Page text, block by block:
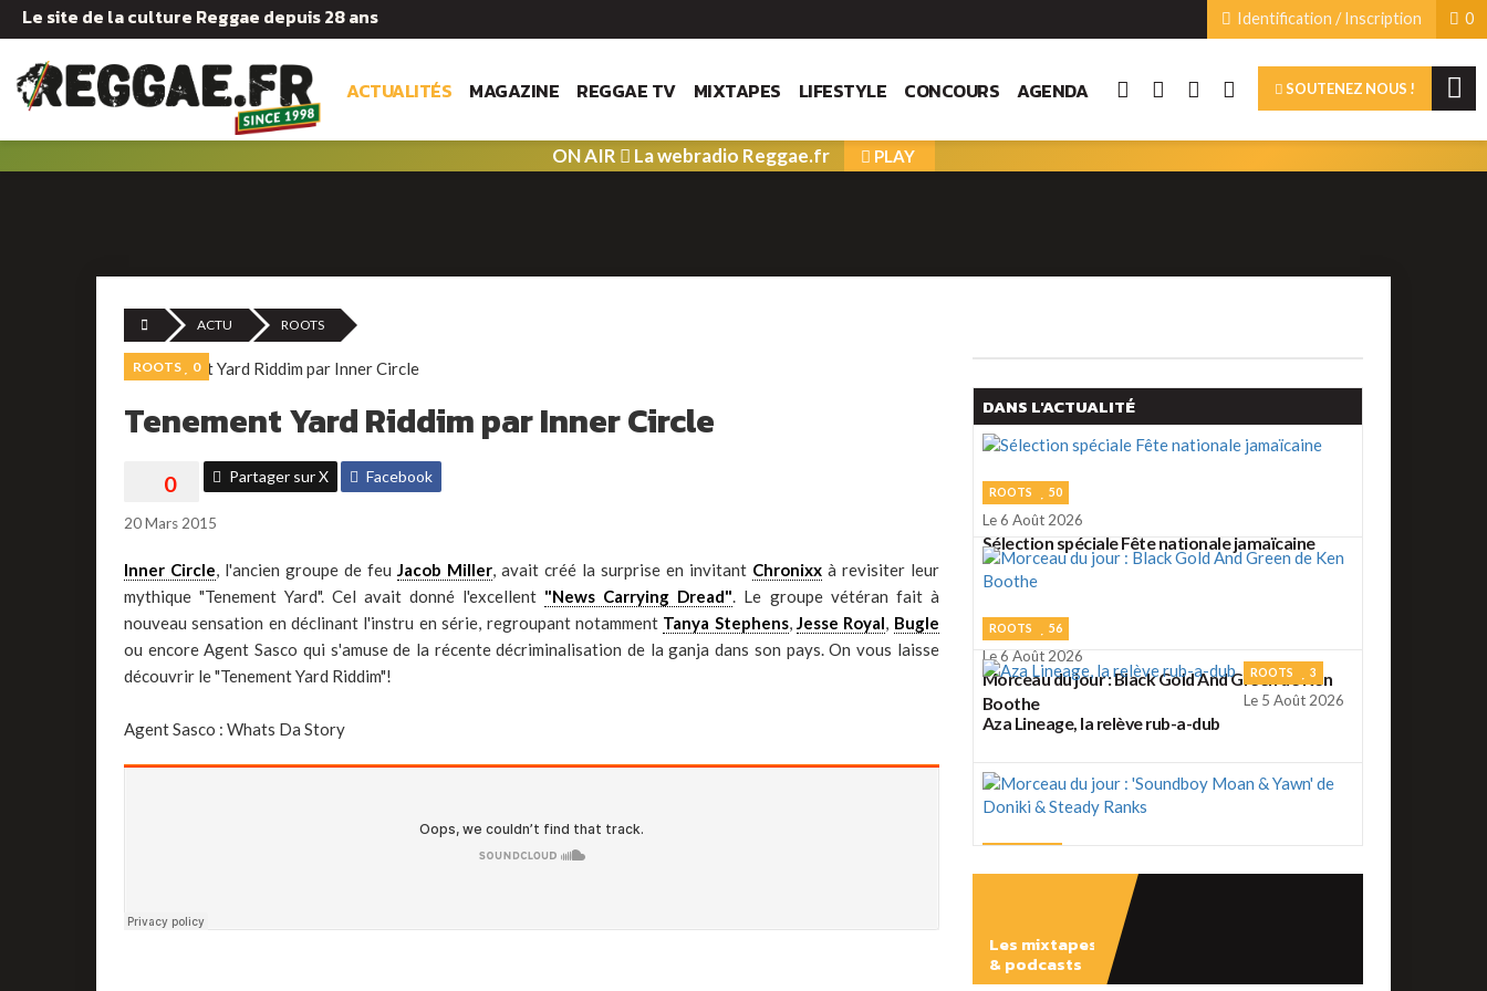
Le site de la culture Reggae depuis 28 ans 0
Identification / Inscription
ACTUALITÉS MAGAZINE REGGAE TV MIXTAPES LIFESTYLE CONCOURS AGENDA SOUTENEZ NOUS !
ON AIR La webradio Reggae.fr PLAY
ACTU ROOTS
ROOTS 0
Tenement Yard Riddim par Inner Circle
Partager sur X Facebook
20 Mars 2015
Inner Circle, l'ancien groupe de feu Jacob Miller, avait créé la surprise en invitant Chronixxà revisiter leur
mythique "Tenement Yard". Cel avait donné l'excellent "News Carrying Dread". Le groupe vétéran fait à
nouveau sensation en déclinant l'instru en série, regroupant notamment Tanya Stephens, Jesse Royal, Bugle
ou encore Agent Sasco qui s'amuse de la récente décriminalisation de la ganja dans son pays. On vous laisse
découvrir le "Tenement Yard Riddim"!
Agent Sasco : Whats Da Story
DANS L'ACTUALITÉ
ROOTS 50
Le 6 Août 2026
Sélection spéciale Fête nationale jamaïcaine
ROOTS 56
Le 6 Août 2026
Morceau du jour : Black Gold And Green de Ken
Boothe
ROOTS 3
Le 5 Août 2026
Aza Lineage, la relève rub-a-dub
Morceau du jour : 'Soundboy Moan & Yawn' de
Doniki & Steady Ranks
ROOTS 41
Le 4 Août 2026
Les mixtapes
& podcasts